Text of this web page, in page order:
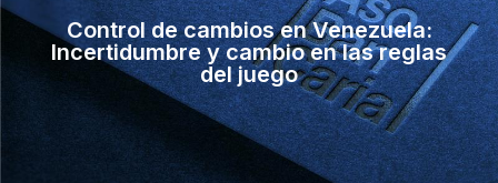
Control de cambios en Venezuela:
Incertidumbre y cambio en las reglas
del juego